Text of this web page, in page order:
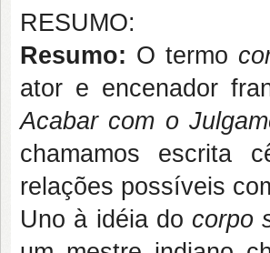
RESUMO:
Resumo: O termo
ator e encenador
Acabar com o
chamamos escrita
relações possíveis
Uno à idéia do corpo